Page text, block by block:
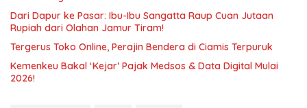
Dari Dapur ke Pasar: Ibu-Ibu Sangatta Raup Cuan Jutaan
Rupiah dari Olahan Jamur Tiram!
Tergerus Toko Online, Perajin Bendera di Ciamis Terpuruk
Kemenkeu Bakal ‘Kejar’ Pajak Medsos & Data Digital Mulai
2026!